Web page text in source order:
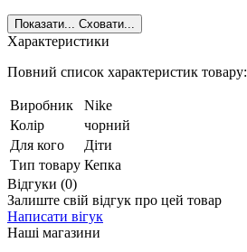
Показати... Сховати...
Характеристики
Повний список характеристик товару:
Виробник
Nike
Колір
чорний
Для кого
Діти
Тип товару Кепка
Відгуки (0)
Залиште свій відгук про цей товар
Написати вігук
Наші магазини